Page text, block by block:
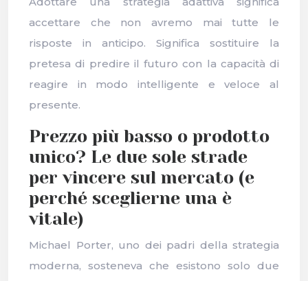
accettare che non avremo mai tutte le
risposte in anticipo. Significa sostituire la
pretesa di predire il futuro con la capacità di
reagire in modo intelligente e veloce al
presente.
Prezzo più basso o prodotto
unico? Le due sole strade
per vincere sul mercato (e
perché sceglierne una è
vitale)
Michael Porter, uno dei padri della strategia
moderna, sosteneva che esistono solo due